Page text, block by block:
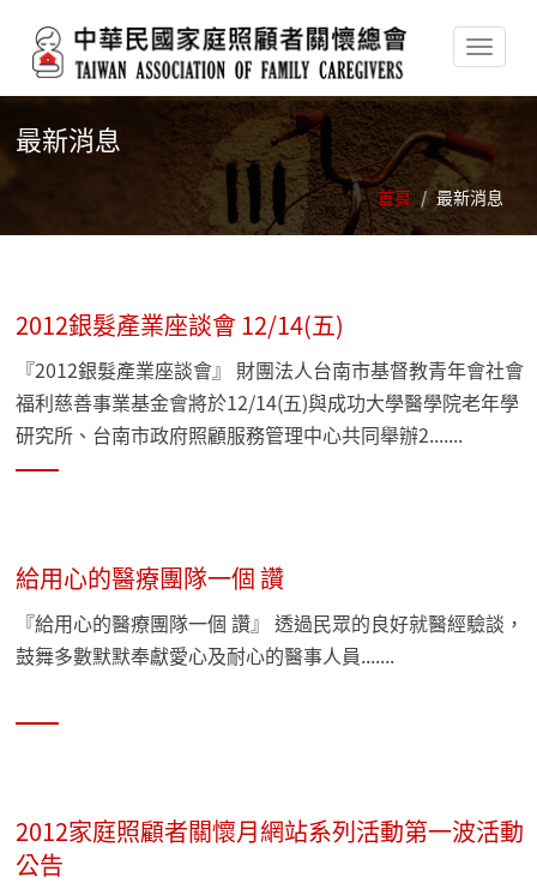
最新消息
首頁 / 最新消息
2012銀髮產業座談會 12/14(五)
『2012銀髮產業座談會』 財團法人台南市基督教青年會社會
福利慈善事業基金會將於12/14(五)與成功大學醫學院老年學
研究所、台南市政府照顧服務管理中心共同舉辦2.......
給用心的醫療團隊一個 讚
『給用心的醫療團隊一個 讚』 透過民眾的良好就醫經驗談，
鼓舞多數默默奉獻愛心及耐心的醫事人員.......
2012家庭照顧者關懷月網站系列活動第一波活動
公告